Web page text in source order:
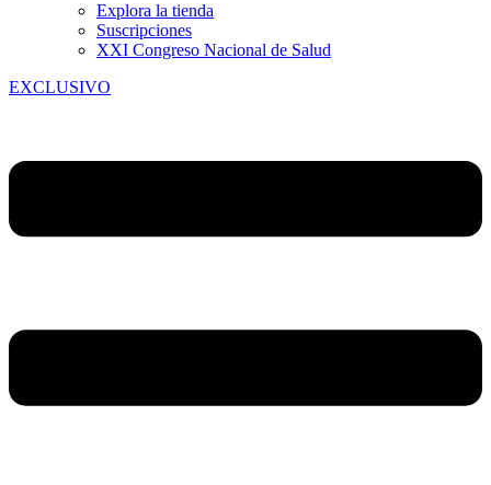
Explora la tienda
Suscripciones
XXI Congreso Nacional de Salud
EXCLUSIVO